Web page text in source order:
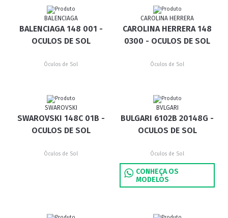
BALENCIAGA
BALENCIAGA 148 001 -
OCULOS DE SOL
Óculos de Sol
CAROLINA HERRERA
CAROLINA HERRERA 148
0300 - OCULOS DE SOL
Óculos de Sol
SWAROVSKI
SWAROVSKI 148C 01B -
OCULOS DE SOL
Óculos de Sol
BVLGARI
BULGARI 6102B 20148G -
OCULOS DE SOL
Óculos de Sol
CONHEÇA OS
MODELOS